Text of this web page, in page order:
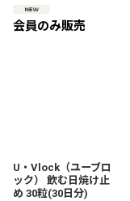
会員のみ販売
U・Vlock（ユーブロ
ック） 飲む日焼け止
め 30粒(30日分)